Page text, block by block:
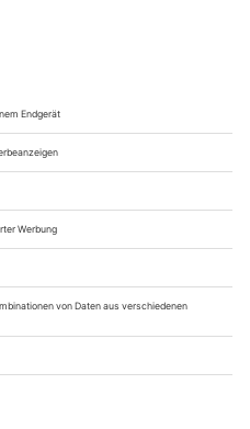
Franz Fühmann bei
und tatsächlich hat
hier einen kleinen
das Ensemble des
Stefan Pucher ins sächsische
«Julius Caesar»
Schauspielhaus Leipzig
«Schnief schnief schnief»,
gleich mehrfach, sie sei
heilgeworden». Mehr